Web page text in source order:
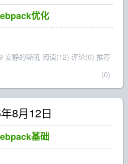
优化
安静的嘶吼 阅读(12) 评论(0) 推荐
(0)
8月12日
基础